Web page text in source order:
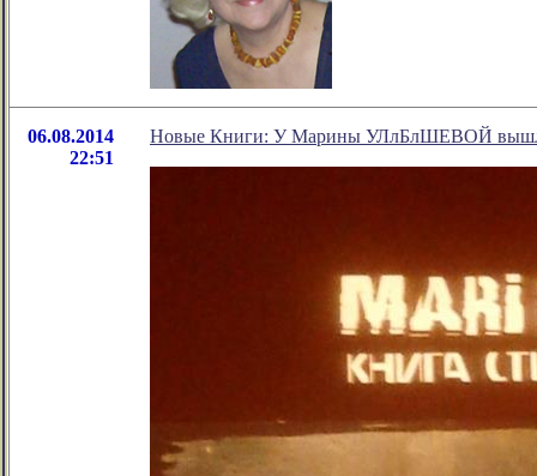
06.08.2014
22:51
Новые Книги: У Марины УЛлБлШЕВОЙ